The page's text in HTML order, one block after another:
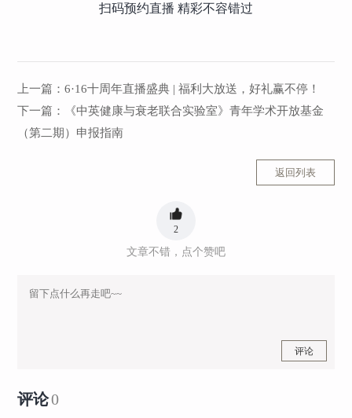
扫码预约直播 精彩不容错过
上一篇：6·16十周年直播盛典 | 福利大放送，好礼赢不停！
下一篇：
《中英健康与衰老联合实验室》青年学术开放基金
（第二期）申报指南
返回列表
2
文章不错，点个赞吧
评论
评论0